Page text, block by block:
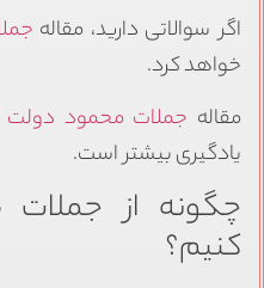
اگر سوالاتی دارید، مقاله
خواهد کرد.
مقاله جملات محمود دولت
یادگیری بیشتر است.
چگونه از جملات
کنیم؟